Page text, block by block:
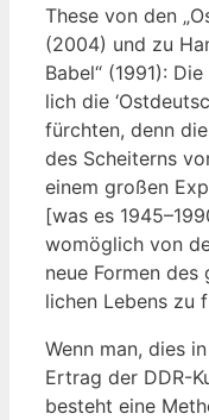
The­se von den
(2004) und zu
Babel“ (1991):
lich die
fürch­ten, denn
des Schei­terns
einem gro­ßen
[was es
womög­lich von
neue For­men
li­chen Lebens zu
Wenn man, dies
Ertrag der DDR-
besteht eine